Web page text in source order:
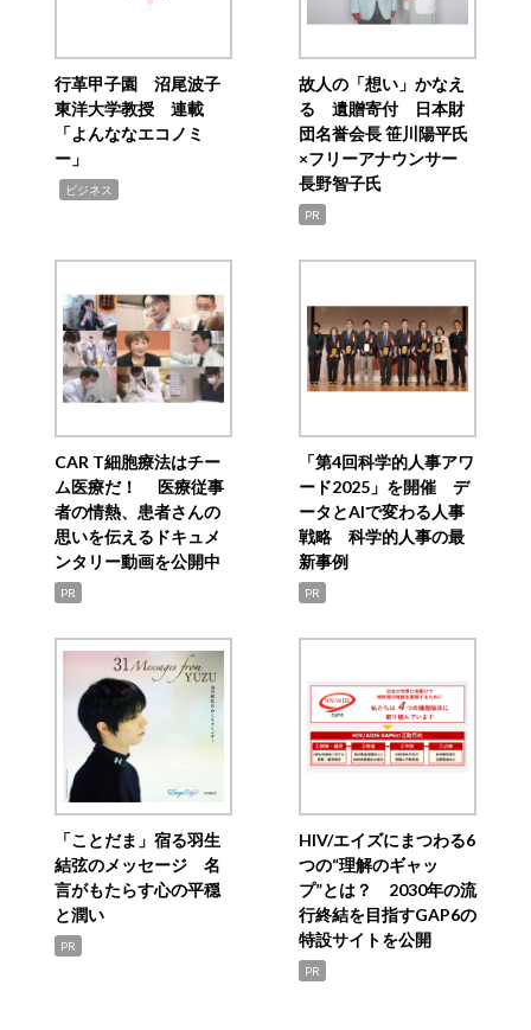
行革甲子園 沼尾波子
東洋大学教授 連載
「よんななエコノミ
ー」
ビジネス
故人の「想い」かなえ
る 遺贈寄付 日本財
団名誉会長 笹川陽平氏
×フリーアナウンサー
長野智子氏
PR
CAR T細胞療法はチー
ム医療だ！ 医療従事
者の情熱、患者さんの
思いを伝えるドキュメ
ンタリー動画を公開中
PR
「第4回科学的人事アワ
ード2025」を開催 デ
ータとAIで変わる人事
戦略 科学的人事の最
新事例
PR
「ことだま」宿る羽生
結弦のメッセージ 名
言がもたらす心の平穏
と潤い
PR
HIV/エイズにまつわる6
つの“理解のギャッ
プ”とは？ 2030年の流
行終結を目指すGAP6の
特設サイトを公開
PR